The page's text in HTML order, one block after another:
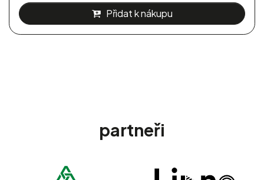
Přidat k nákupu
partneři